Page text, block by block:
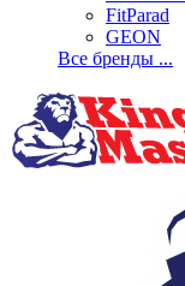
FitParad
GEON
Все бренды ...